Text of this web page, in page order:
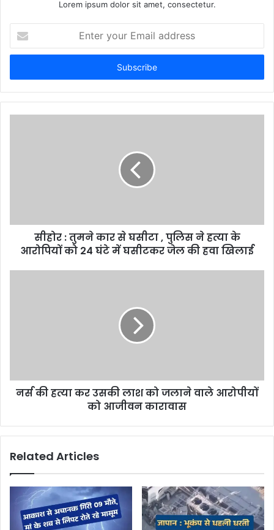
Lorem ipsum dolor sit amet, consectetur.
t
r
y
सीहोर : तुमने कार से घसीटा , पुलिस ने हत्या के
आरोपियों को 24 घंटे में घसीटकर जेल की हवा खिलाई
नर्स की हत्या कर उसकी लाश को जलाने वाले आरोपीयों
को आजीवन कारावास
Related Articles